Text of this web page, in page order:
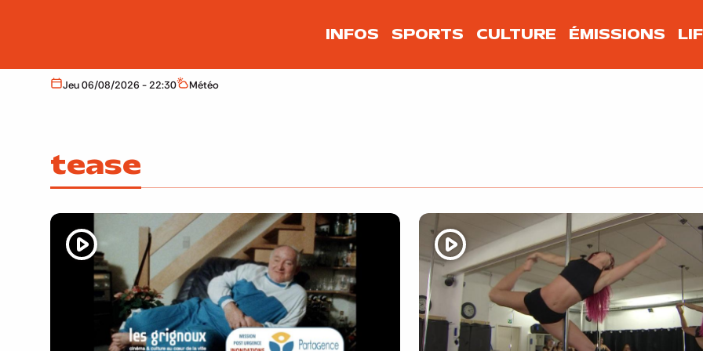
INFOS SPORTS CULTURE ÉMISSIONS
Aujourd'hui
Jeu 06/08/2026 - 22:30 Météo
Météo
tease